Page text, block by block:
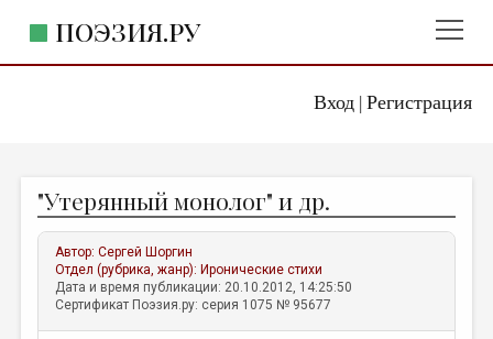
Вход| Регистрация
ПОЭЗИЯ.РУ
ЖАНРЫ
АВТОРЫ
КОММЕНТАРИИ
ЛИТСАЛОН
"Утерянный монолог" и др.
Автор:Сергей Шоргин
Отдел (рубрика, жанр): Иронические стихи
Дата и время публикации: 20.10.2012, 14:25:50
Сертификат Поэзия.ру: серия 1075 № 95677